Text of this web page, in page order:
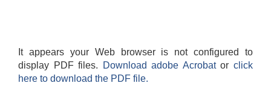
It appears your Web browser is not configured to
display PDF files.
Download adobe Acrobatorclick
here to download the PDF file.